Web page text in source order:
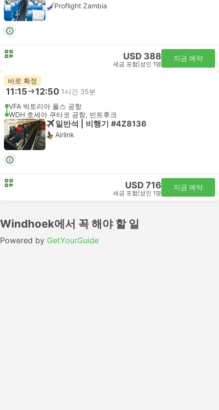
Proflight Zambia
USD 388
세금 포함 성인 1명
지금 예약
바로 확정
11:15 12:50 1시간 35분
VFA 빅토리아 폴스 공항
WDH 호세아 쿠타코 공항, 빈트후크
일반석 | 비행기 #4Z8136
Airlink
USD 716
세금 포함 성인 1명
지금 예약
Windhoek에서 꼭 해야 할 일
Powered by GetYourGuide